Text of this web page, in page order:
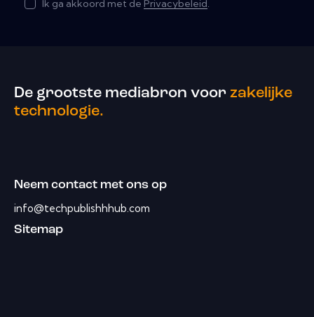
Ik ga akkoord met de Privacybeleid.
De grootste mediabron voor zakelijke
technologie.
Neem contact met ons op
info@techpublishhhub.com
Sitemap